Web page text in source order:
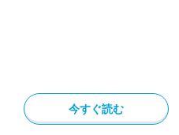
今すぐ読む